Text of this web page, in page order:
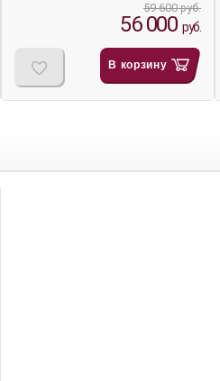
59 600 руб.
56 000 руб.
В корзину